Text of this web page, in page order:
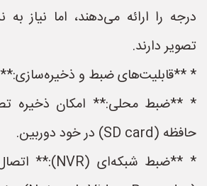
درجه را ارائه می‌دهند، اما نیاز به
تصویر دارند.
* **قابلیت‌های ضبط و ذخیره‌سازی:**
* **ضبط محلی:** امکان ذخیره
حافظه (SD card) در خود دوربین.